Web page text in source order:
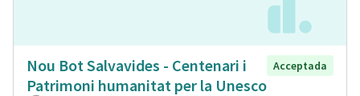
Nou Bot Salvavides - Centenari i
Patrimoni humanitat per la Unesco
Acceptada